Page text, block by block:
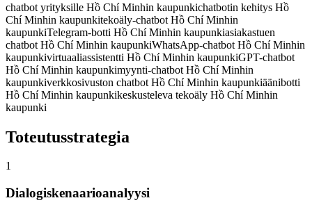
chatbot yrityksille Hồ Chí Minhin kaupunkichatbotin kehitys Hồ
Chí Minhin kaupunkitekoäly-chatbot Hồ Chí Minhin
kaupunkiTelegram-botti Hồ Chí Minhin kaupunkiasiakastuen
chatbot Hồ Chí Minhin kaupunkiWhatsApp-chatbot Hồ Chí Minhin
kaupunkivirtuaaliassistentti Hồ Chí Minhin kaupunkiGPT-chatbot
Hồ Chí Minhin kaupunkimyynti-chatbot Hồ Chí Minhin
kaupunkiverkkosivuston chatbot Hồ Chí Minhin kaupunkiäänibotti
Hồ Chí Minhin kaupunkikeskusteleva tekoäly Hồ Chí Minhin
kaupunki
Toteutusstrategia
1
Dialogiskenaarioanalyysi